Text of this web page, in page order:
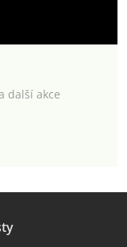
další akce